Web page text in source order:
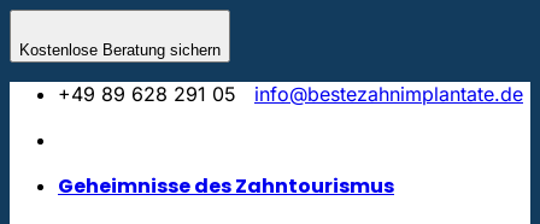
Kostenlose Beratung sichern
springen
+49 89 628 291 05
info@bestezahnimplantate.de
Geheimnisse des Zahntourismus